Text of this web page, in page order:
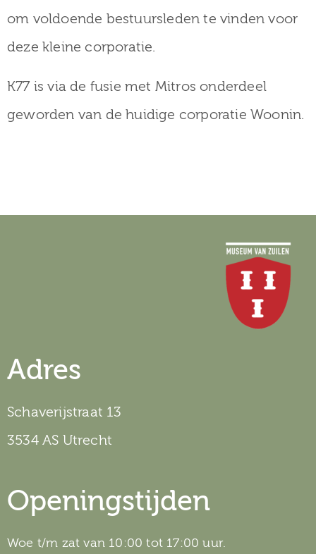
om voldoende bestuursleden te vinden voor
deze kleine corporatie.
K77 is via de fusie met Mitros onderdeel
geworden van de huidige corporatie Woonin.
Adres
Schaverijstraat 13
3534 AS Utrecht
Openingstijden
Woe t/m zat van 10:00 tot 17:00 uur.